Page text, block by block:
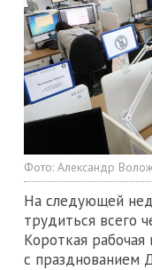
Фото: Александр
На следующей
трудиться всего
Короткая
с празднованием